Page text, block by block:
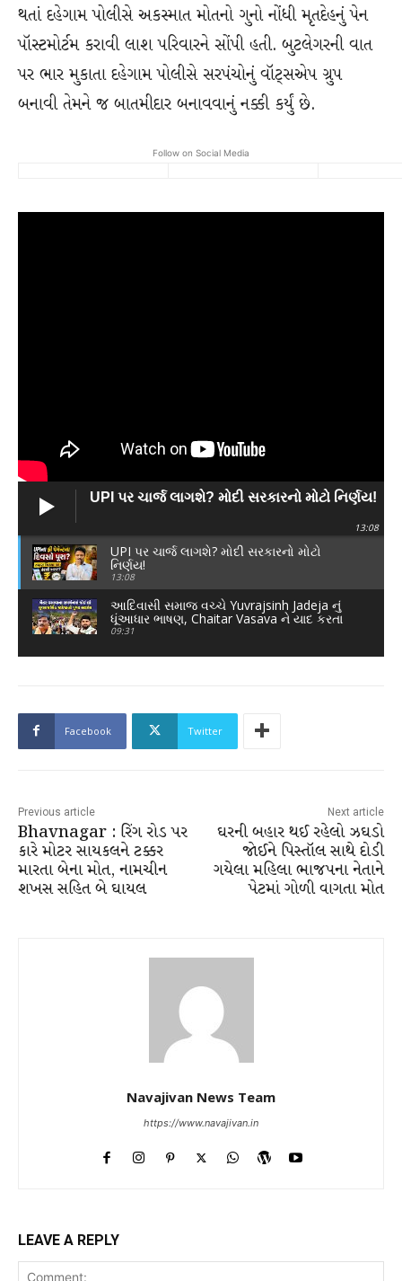
થતાં દહેગામ પોલીસે અકસ્માત મોતનો ગુનો નોંધી મૃતદેહનું પેન
પૉસ્ટમોર્ટમ કરાવી લાશ પરિવારને સોંપી હતી. બુટલેગરની વાત
પર ભાર મુકાતા દહેગામ પોલીસે સરપંચોનું વૉટ્સએપ ગ્રુપ
બનાવી તેમને જ બાતમીદાર બનાવવાનું નક્કી કર્યું છે.
Follow on Social Media
UPI પર ચાર્જ લાગશે? મોદી સરકારનો મોટો નિર્ણય!
13:08
UPI પર ચાર્જ લાગશે? મોદી સરકારનો મોટો
નિર્ણય!
13:08
આદિવાસી સમાજ વચ્ચે Yuvrajsinh Jadeja નું
ધૂંઆધાર ભાષણ, Chaitar Vasava ને યાદ કરતા
જૂઓ શું બોલ્યા
09:31
Facebook Twitter
Previous article
Bhavnagar : રિંગ રોડ પર
કારે મોટર સાયકલને ટક્કર
મારતા બેના મોત, નામચીન
શખસ સહિત બે ઘાયલ
Next article
ઘરની બહાર થઈ રહેલો ઝઘડો
જોઈને પિસ્તૉલ સાથે દોડી
ગયેલા મહિલા ભાજપના નેતાને
પેટમાં ગોળી વાગતા મોત
Navajivan News Team
https://www.navajivan.in
LEAVE A REPLY